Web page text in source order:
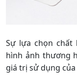
Sự lựa chọn chất
hình ảnh thương
giá trị sử dụng